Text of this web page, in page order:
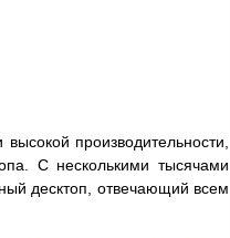
производительности,
С несколькими тысячами
десктоп, отвечающий всем